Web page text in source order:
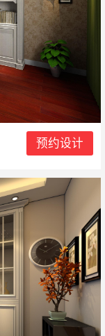
预约设计